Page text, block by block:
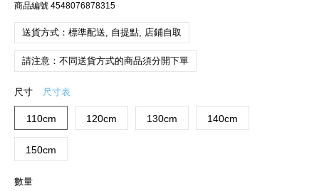
商品編號 4548076878315
送貨方式：標準配送, 自提點, 店鋪自取
請注意：不同送貨方式的商品須分開下單
尺寸 尺寸表
110cm 120cm 130cm 140cm
150cm
數量